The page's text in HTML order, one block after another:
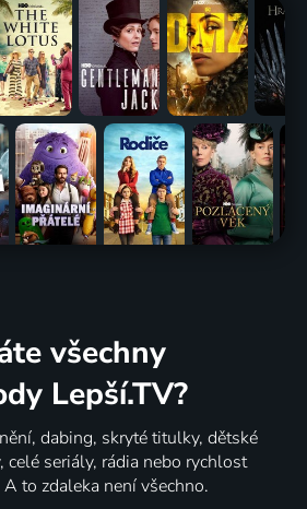
všechny
Lepší.TV?
dabing, skryté titulky, dětské
celé seriály, rádia nebo rychlost
A to zdaleka není všechno.